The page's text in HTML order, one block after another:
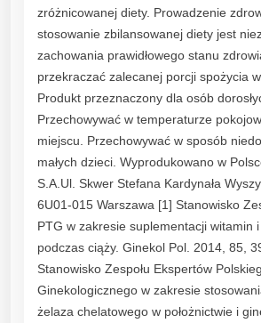
zróżnicowanej diety. Prowadzenie
stosowanie zbilansowanej diety jest
zachowania prawidłowego stanu
przekraczać zalecanej porcji spożycia
Produkt przeznaczony dla osób
Przechowywać w temperaturze
miejscu. Przechowywać w sposób
małych dzieci. Wyprodukowano w
S.A.Ul. Skwer Stefana Kardynała
6U01-015 Warszawa [1] Stanowisko
PTG w zakresie suplementacji witamin
podczas ciąży. Ginekol Pol. 2014, 85,
Stanowisko Zespołu Ekspertów
Ginekologicznego w zakresie
żelaza chelatowego w położnictwie i